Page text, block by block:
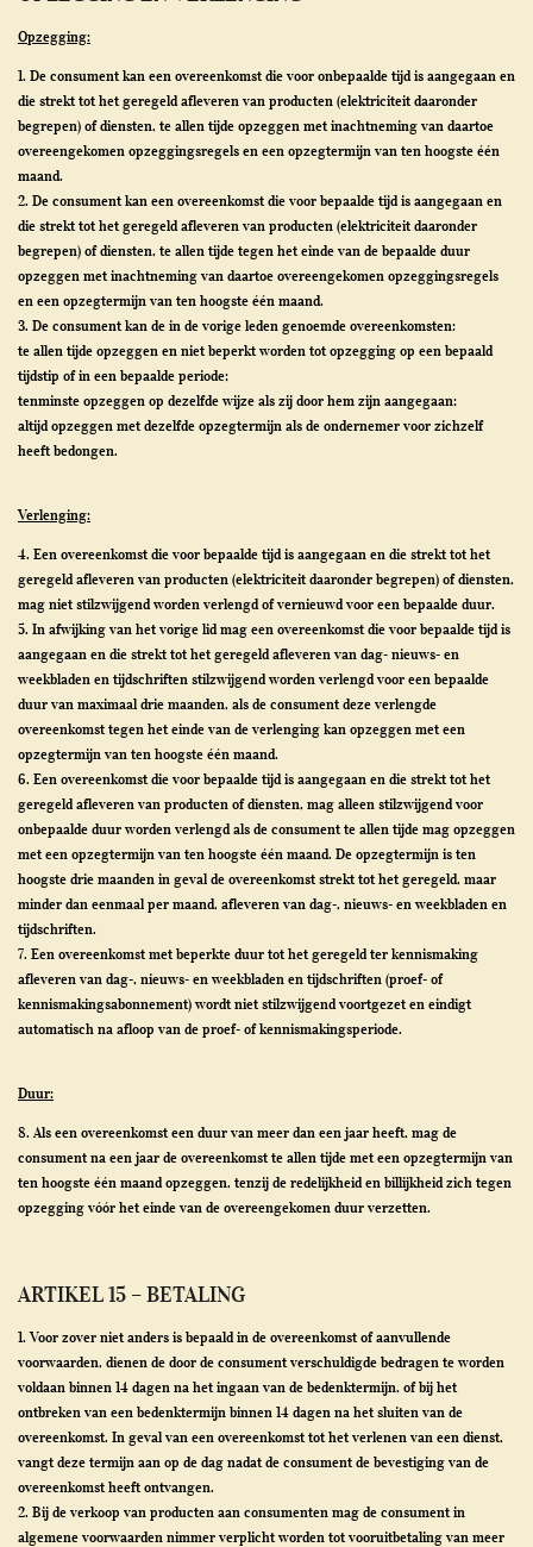
Opzegging:
1. De consument kan een overeenkomst die voor onbepaalde tijd is aangegaan en
die strekt tot het geregeld afleveren van producten (elektriciteit daaronder
begrepen) of diensten, te allen tijde opzeggen met inachtneming van daartoe
overeengekomen opzeggingsregels en een opzegtermijn van ten hoogste één
maand.
2. De consument kan een overeenkomst die voor bepaalde tijd is aangegaan en
die strekt tot het geregeld afleveren van producten (elektriciteit daaronder
begrepen) of diensten, te allen tijde tegen het einde van de bepaalde duur
opzeggen met inachtneming van daartoe overeengekomen opzeggingsregels
en een opzegtermijn van ten hoogste één maand.
3. De consument kan de in de vorige leden genoemde overeenkomsten:
te allen tijde opzeggen en niet beperkt worden tot opzegging op een bepaald
tijdstip of in een bepaalde periode;
tenminste opzeggen op dezelfde wijze als zij door hem zijn aangegaan;
altijd opzeggen met dezelfde opzegtermijn als de ondernemer voor zichzelf
heeft bedongen.
Verlenging:
4. Een overeenkomst die voor bepaalde tijd is aangegaan en die strekt tot het
geregeld afleveren van producten (elektriciteit daaronder begrepen) of diensten,
mag niet stilzwijgend worden verlengd of vernieuwd voor een bepaalde duur.
5. In afwijking van het vorige lid mag een overeenkomst die voor bepaalde tijd is
aangegaan en die strekt tot het geregeld afleveren van dag- nieuws- en
weekbladen en tijdschriften stilzwijgend worden verlengd voor een bepaalde
duur van maximaal drie maanden, als de consument deze verlengde
overeenkomst tegen het einde van de verlenging kan opzeggen met een
opzegtermijn van ten hoogste één maand.
6. Een overeenkomst die voor bepaalde tijd is aangegaan en die strekt tot het
geregeld afleveren van producten of diensten, mag alleen stilzwijgend voor
onbepaalde duur worden verlengd als de consument te allen tijde mag opzeggen
met een opzegtermijn van ten hoogste één maand. De opzegtermijn is ten
hoogste drie maanden in geval de overeenkomst strekt tot het geregeld, maar
minder dan eenmaal per maand, afleveren van dag-, nieuws- en weekbladen en
tijdschriften.
7. Een overeenkomst met beperkte duur tot het geregeld ter kennismaking
afleveren van dag-, nieuws- en weekbladen en tijdschriften (proef- of
kennismakingsabonnement) wordt niet stilzwijgend voortgezet en eindigt
automatisch na afloop van de proef- of kennismakingsperiode.
Duur:
8. Als een overeenkomst een duur van meer dan een jaar heeft, mag de
consument na een jaar de overeenkomst te allen tijde met een opzegtermijn van
ten hoogste één maand opzeggen, tenzij de redelijkheid en billijkheid zich tegen
opzegging vóór het einde van de overeengekomen duur verzetten.
ARTIKEL 15 – BETALING
1. Voor zover niet anders is bepaald in de overeenkomst of aanvullende
voorwaarden, dienen de door de consument verschuldigde bedragen te worden
voldaan binnen 14 dagen na het ingaan van de bedenktermijn, of bij het
ontbreken van een bedenktermijn binnen 14 dagen na het sluiten van de
overeenkomst. In geval van een overeenkomst tot het verlenen van een dienst,
vangt deze termijn aan op de dag nadat de consument de bevestiging van de
overeenkomst heeft ontvangen.
2. Bij de verkoop van producten aan consumenten mag de consument in
algemene voorwaarden nimmer verplicht worden tot vooruitbetaling van meer